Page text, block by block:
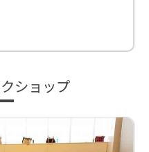
ショップ